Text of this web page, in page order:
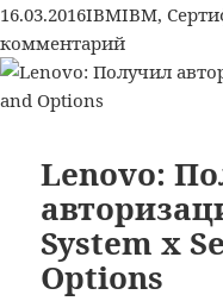
&
Sales
Опубликовано
16.03.2016Рубрики
IBMМетки
IBM,
комментарийк
записи
IBM
Lotus
Notes
&
Lenovo:
System x
Options